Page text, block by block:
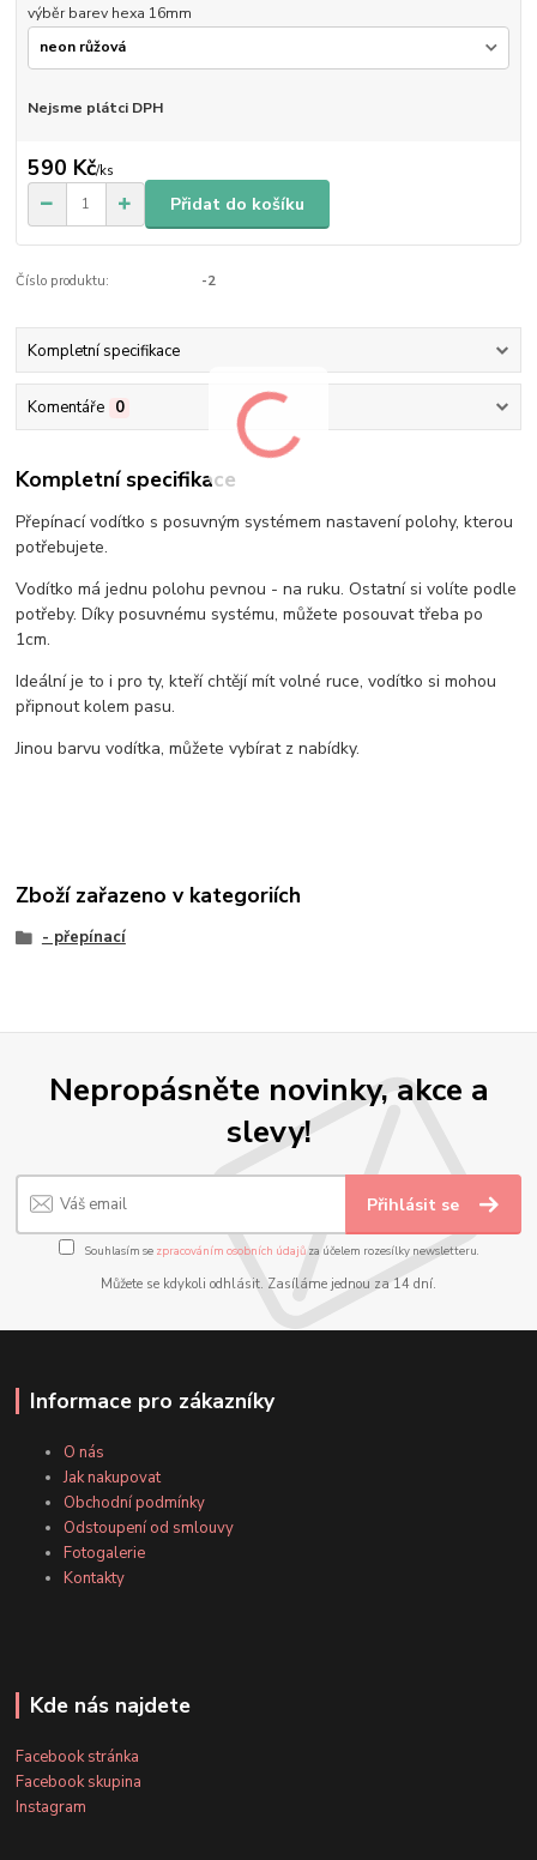
výběr barev hexa 16mm
Nejsme plátci DPH
590 Kč/ks
Přidat do košíku
Číslo produktu: -2
Kompletní specifikace
Komentáře 0
Kompletní specifikace
Přepínací vodítko s posuvným systémem nastavení polohy, kterou
potřebujete.
Vodítko má jednu polohu pevnou - na ruku. Ostatní si volíte podle
potřeby. Díky posuvnému systému, můžete posouvat třeba po
1cm.
Ideální je to i pro ty, kteří chtějí mít volné ruce, vodítko si mohou
připnout kolem pasu.
Jinou barvu vodítka, můžete vybírat z nabídky.
Zboží zařazeno v kategoriích
- přepínací
Nepropásněte novinky, akce a
slevy!
Přihlásit se
Souhlasím se zpracováním osobních údajůza účelem rozesílky newsletteru.
Můžete se kdykoli odhlásit. Zasíláme jednou za 14 dní.
Informace pro zákazníky
O nás
Jak nakupovat
Obchodní podmínky
Odstoupení od smlouvy
Fotogalerie
Kontakty
Kde nás najdete
Facebook stránka
Facebook skupina
Instagram